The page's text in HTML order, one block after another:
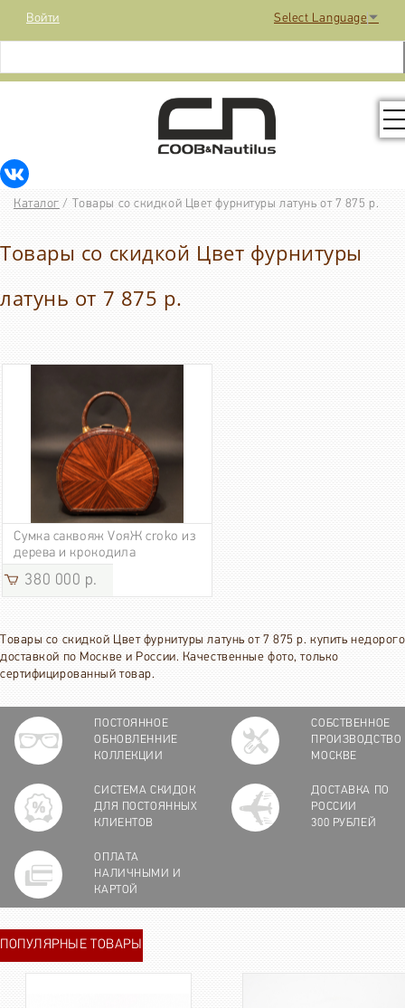
Select Language ▼
Войти
Каталог / Товары со скидкой Цвет фурнитуры латунь от 7 875 р.
Товары со скидкой Цвет фурнитуры
латунь от 7 875 р.
Сумка саквояж VoяЖ croko из
дерева и крокодила
380 000 р.
Товары со скидкой Цвет фурнитуры латунь от 7 875 р. купить
доставкой по Москве и России. Качественные фото, только
сертифицированный товар.
ПОСТОЯННОЕ
ОБНОВЛЕННИЕ
КОЛЛЕКЦИИ
СОБСТВЕННОЕ
ПРОИЗВОДСТВО
МОСКВЕ
СИСТЕМА СКИДОК
ДЛЯ ПОСТОЯННЫХ
КЛИЕНТОВ
ДОСТАВКА ПО
РОССИИ
300 РУБЛЕЙ
ОПЛАТА
НАЛИЧНЫМИ И
КАРТОЙ
ПОПУЛЯРНЫЕ ТОВАРЫ